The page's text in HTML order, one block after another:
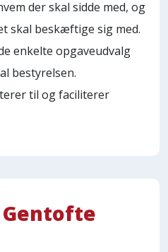
der skal sidde med, og
skal beskæftige sig med.
enkelte opgaveudvalg
bestyrelsen.
til og faciliterer
Gentofte